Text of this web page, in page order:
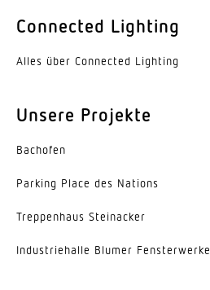
Farbe
Aluminium
60°
Energieeffizienzklasse
C
Herstellergarantie
Connected Lighting
Alles über Connected Lighting
Unsere Projekte
Bachofen
Parking Place des Nations
Trep­penhaus Steinacker
Indus­trie­halle Blumer Fensterwerke